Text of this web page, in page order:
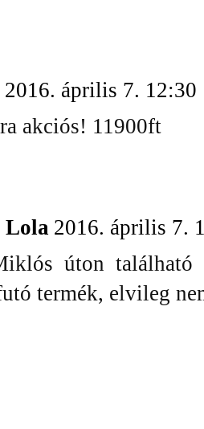
2016. április 7. 12:30
akciós! 11900ft
Lola 2016. április 7.
úton található
termék, elvileg